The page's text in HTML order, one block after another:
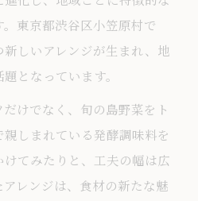
食材の絶妙な調和を体感
アレンジの楽しみ方ガイ
合わせで深まるとんかつ
新しいとんかつの楽しみ
東京都渋谷区小笠原村で
しいアレンジが生まれ、地
となっています。
けでなく、旬の島野菜をト
しまれている発酵調味料を
てみたりと、工夫の幅は広
レンジは、食材の新たな魅